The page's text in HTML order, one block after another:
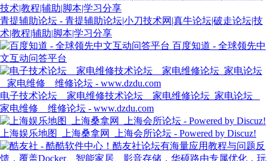
青提辅助论坛 - 青提辅助论坛|小刀技术网|真牛论坛|破走论坛|技
术|教程|辅助|脚本|学习分享
百度知道 - 全球领先中
文互动问答平台
电子技术论坛 _ 家电维修技术论坛 _ 家电维修论坛_家电论坛 _
家电维修 _ 维修论坛 - www.dzdu.com
上海娱乐地图_上海桑拿网_上海会所论坛 - Powered by Discuz!